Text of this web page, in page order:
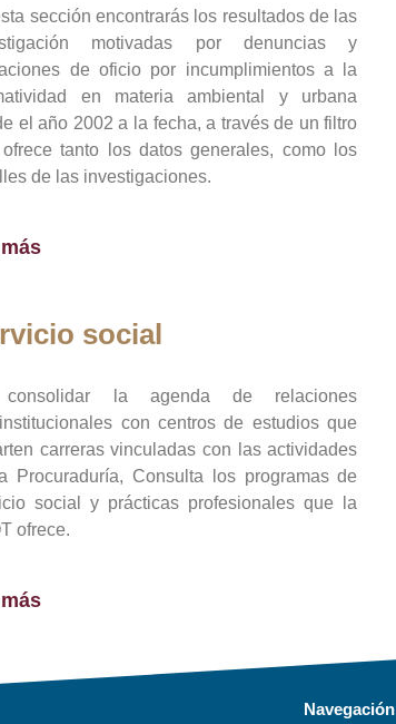
sección encontrarás los resultados de las
motivadas por denuncias y
de oficio por incumplimientos a la
en materia ambiental y urbana
el año 2002 a la fecha, a través de un filtro
tanto los datos generales, como los
de las investigaciones.
social
la agenda de relaciones
con centros de estudios que
carreras vinculadas con las actividades
Procuraduría, Consulta los programas de
social y prácticas profesionales que la
ofrece.
Navegación